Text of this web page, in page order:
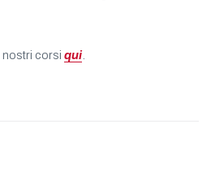
nostri corsi qui.